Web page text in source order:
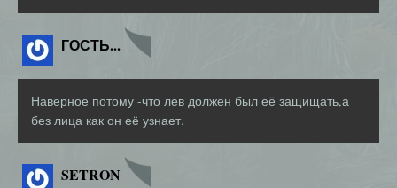
ГОСТЬ...
Наверное потому -что лев должен был её защищать,а
без лица как он её узнает.
SETRON